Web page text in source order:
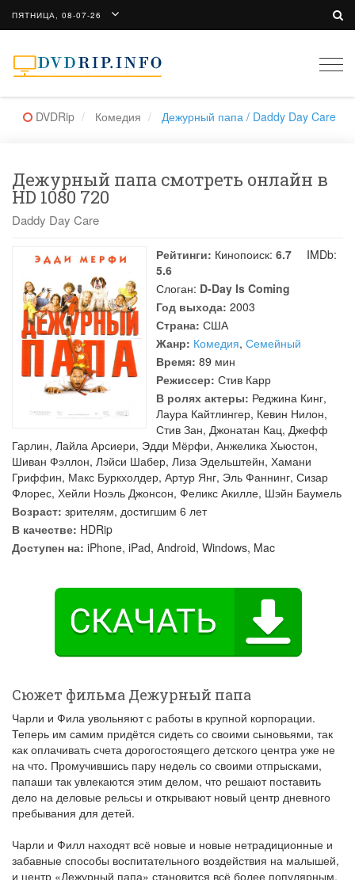
ПЯТНИЦА, 08-07-26
DVDRip Комедия Дежурный папа / Daddy Day Care
Дежурный папа смотреть онлайн в
HD 1080 720
Daddy Day Care
Рейтинги: Кинопоиск: 6.7
IMDb:
5.6
Слоган: D-Day Is Coming
Год выхода: 2003
Страна: США
Жанр: Комедия, Семейный
Время: 89 мин
Режиссер: Стив Карр
В ролях актеры: Реджина Кинг,
Лаура Кайтлингер, Кевин Нилон,
Стив Зан, Джонатан Кац, Джефф
Гарлин, Лайла Арсиери, Эдди Мёрфи, Анжелика Хьюстон,
Шиван Фэллон, Лэйси Шабер, Лиза Эдельштейн, Хамани
Гриффин, Макс Буркхолдер, Артур Янг, Эль Фаннинг, Сизар
Флорес, Хейли Ноэль Джонсон, Феликс Акилле, Шэйн Баумель
Возраст: зрителям, достигшим 6 лет
В качестве: HDRip
Доступен на: iPhone, iPad, Android, Windows, Mac
Сюжет фильма Дежурный папа
Чарли и Фила увольняют с работы в крупной корпорации.
Теперь им самим придётся сидеть со своими сыновьями, так
как оплачивать счета дорогостоящего детского центра уже не
на что. Промучившись пару недель со своими отпрысками,
папаши так увлекаются этим делом, что решают поставить
дело на деловые рельсы и открывают новый центр дневного
пребывания для детей.
Чарли и Филл находят всё новые и новые нетрадиционные и
забавные способы воспитательного воздействия на малышей,
и центр «Дежурный папа» становится всё более популярным.